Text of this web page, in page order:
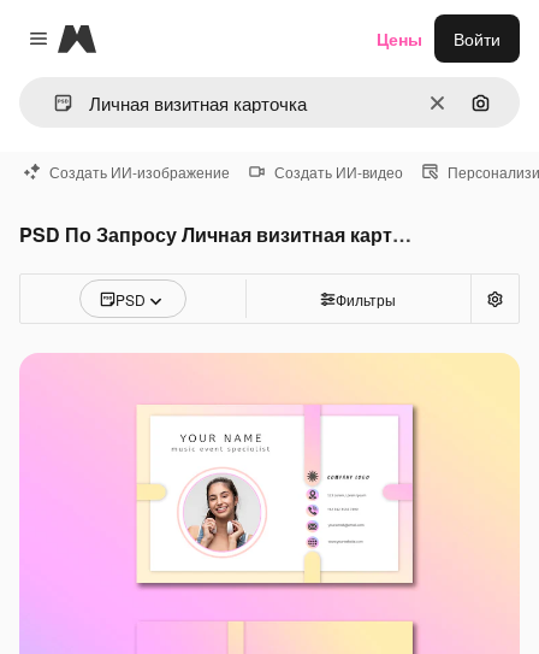
Close menu
Magnific
ОчиститьПоиск
Цены Войти
Создать ИИ-изображение Создать ИИ-видео
PSD По Запросу Личная визитная карточка
PSD Фильтры